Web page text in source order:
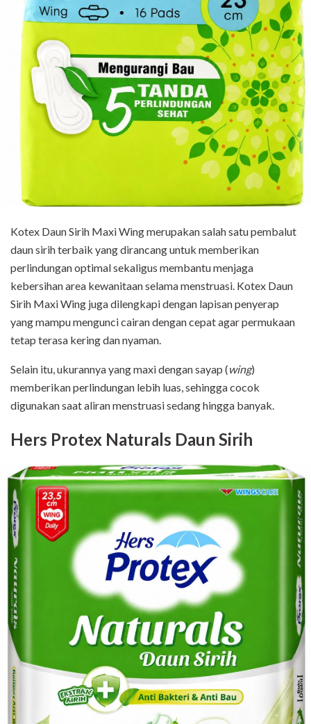
Kotex Daun Sirih Maxi Wing merupakan salah satu pembalut
daun sirih terbaik yang dirancang untuk memberikan
perlindungan optimal sekaligus membantu menjaga
kebersihan area kewanitaan selama menstruasi. Kotex Daun
Sirih Maxi Wing juga dilengkapi dengan lapisan penyerap
yang mampu mengunci cairan dengan cepat agar permukaan
tetap terasa kering dan nyaman.
Selain itu, ukurannya yang maxi dengan sayap (wing)
memberikan perlindungan lebih luas, sehingga cocok
digunakan saat aliran menstruasi sedang hingga banyak.
Hers Protex Naturals Daun Sirih